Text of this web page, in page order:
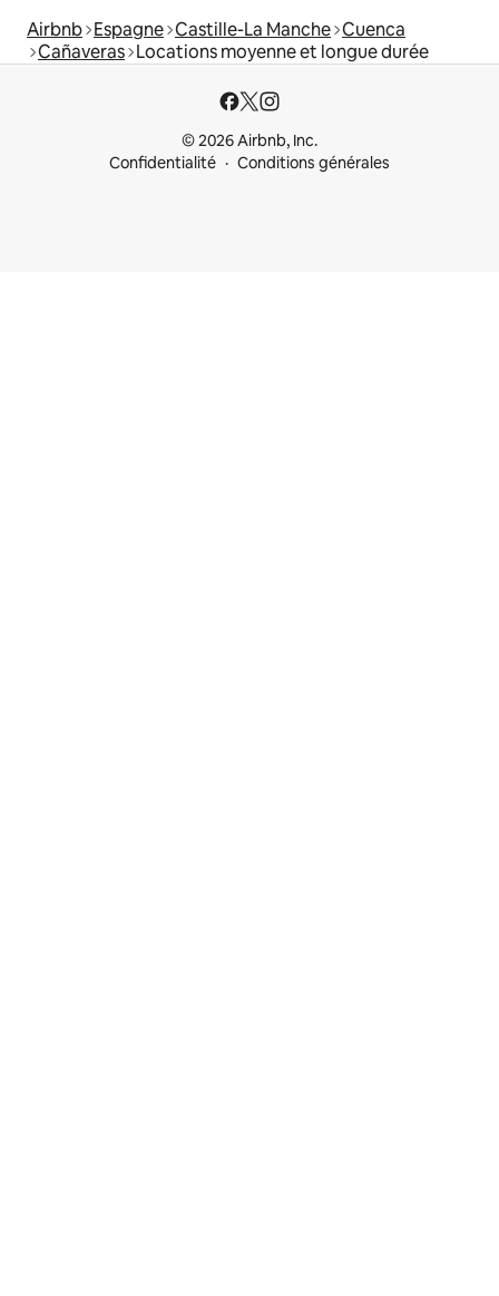
Airbnb Espagne Castille-La Manche Cuenca
Cañaveras Locations moyenne et longue durée
© 2026 Airbnb, Inc.
Confidentialité
Conditions générales